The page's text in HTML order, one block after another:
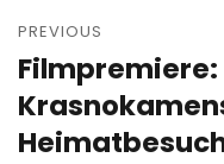
navigation
PREVIOUS
Previous
post: